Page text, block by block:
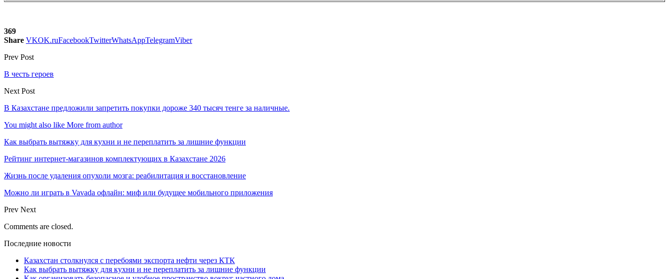
369
Share VKOK.ruFacebookTwitterWhatsAppTelegramViber
Prev Post
В честь героев
Next Post
В Казахстане предложили запретить покупки дороже 340 тысяч тенге за наличные.
You might also like More from author
Как выбрать вытяжку для кухни и не переплатить за лишние функции
Рейтинг интернет-магазинов комплектующих в Казахстане 2026
Жизнь после удаления опухоли мозга: реабилитация и восстановление
Можно ли играть в Vavada офлайн: миф или будущее мобильного приложения
Prev Next
Comments are closed.
Последние новости
Казахстан столкнулся с перебоями экспорта нефти через КТК
Как выбрать вытяжку для кухни и не переплатить за лишние функции